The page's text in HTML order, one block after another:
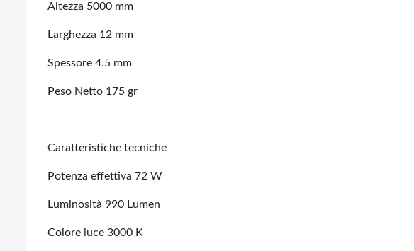
Altezza 5000 mm
Larghezza 12 mm
Spessore 4.5 mm
Peso Netto 175 gr
Caratteristiche tecniche
Potenza effettiva 72 W
Luminosità 990 Lumen
Colore luce 3000 K